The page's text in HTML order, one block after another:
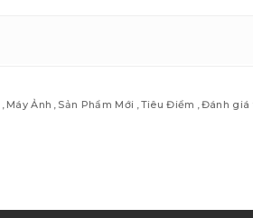
Máy Ảnh Sản Phẩm Mới Tiêu Điểm Đánh giá